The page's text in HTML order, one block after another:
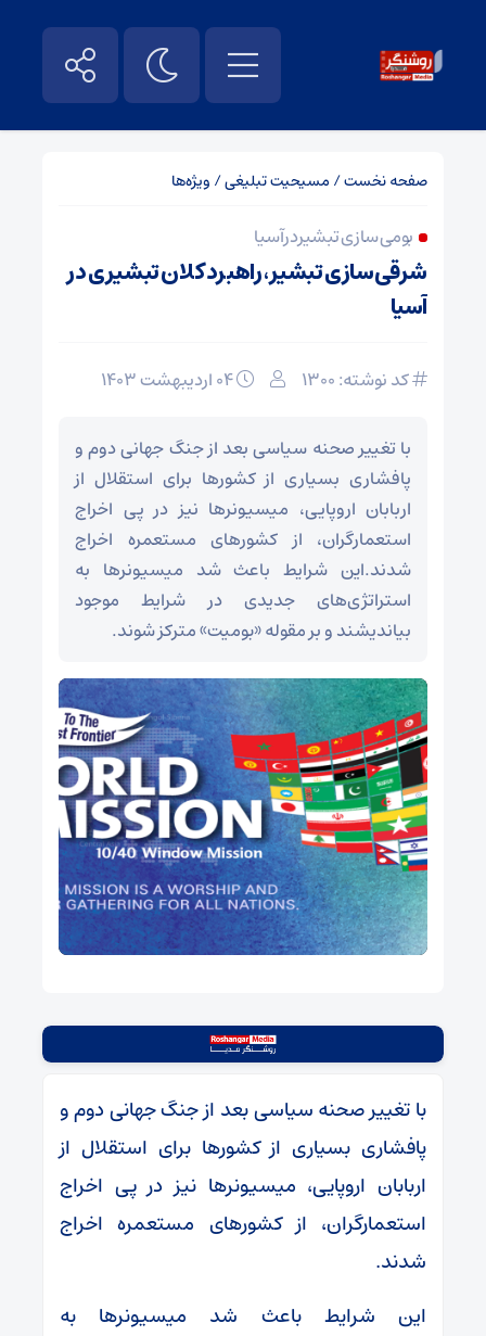
صفحه نخست/ مسیحیت تبلیغی/ ویژه‌ها
بومی سازی تبشیر در آسیا
شرقی‌سازی تبشیر، راهبرد کلان تبشیری در
آسیا
کد نوشته: 1300
با تغییر صحنه سیاسی بعد از جنگ جهانی دوم و
پافشاری بسیاری از کشورها برای استقلال از
اربابان اروپایی، میسیونرها نیز در پی اخراج
استعمارگران، از کشورهای مستعمره اخراج
شدند.این شرایط باعث شد میسیونرها به
استراتژی‌های جدیدی در شرایط موجود
بیاندیشند و بر مقوله «بومیت» مترکز شوند.
با تغییر صحنه سیاسی بعد از جنگ جهانی دوم و
پافشاری بسیاری از کشورها برای استقلال از
اربابان اروپایی، میسیونرها نیز در پی اخراج
استعمارگران، از کشورهای مستعمره اخراج
شدند.
این شرایط باعث شد میسیونرها به